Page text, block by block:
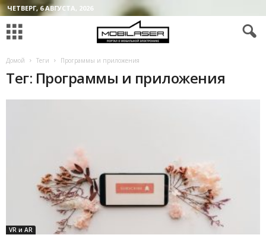
ЧЕТВЕРГ, 6 АВГУСТА, 2026
Домой Теги Программы и приложения
Тег: Программы и приложения
VR и AR